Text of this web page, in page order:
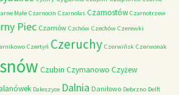
Małe Czarnocin Czarnolas Czarnostów Czarnotrzew
Piec Czarnów Czchów Czechów Czerewki
Czertyń Czeruchy Czerwińsk Czerwonak
Czubin Czymanowo Czyżew
Daleszyce Dalnia Daniłowo Debrzno Delft